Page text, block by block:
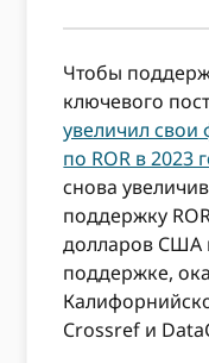
Чтобы
ключевого
увеличил свои
по ROR в 2023
снова
поддержку
долларов США
поддержке,
Crossref и